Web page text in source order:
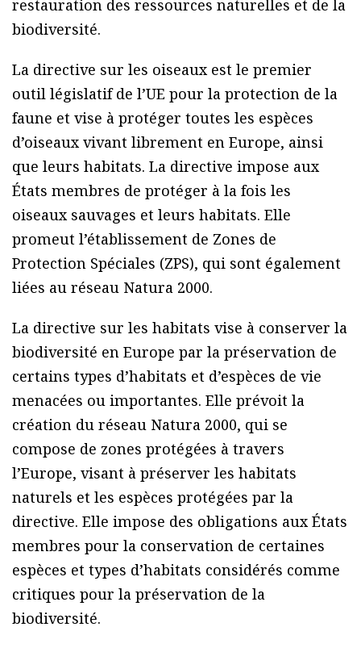
restauration des ressources naturelles et de la
biodiversité.
La directive sur les oiseaux est le premier
outil législatif de l’UE pour la protection de la
faune et vise à protéger toutes les espèces
d’oiseaux vivant librement en Europe, ainsi
que leurs habitats. La directive impose aux
États membres de protéger à la fois les
oiseaux sauvages et leurs habitats. Elle
promeut l’établissement de Zones de
Protection Spéciales (ZPS), qui sont également
liées au réseau Natura 2000.
La directive sur les habitats vise à conserver la
biodiversité en Europe par la préservation de
certains types d’habitats et d’espèces de vie
menacées ou importantes. Elle prévoit la
création du réseau Natura 2000, qui se
compose de zones protégées à travers
l’Europe, visant à préserver les habitats
naturels et les espèces protégées par la
directive. Elle impose des obligations aux États
membres pour la conservation de certaines
espèces et types d’habitats considérés comme
critiques pour la préservation de la
biodiversité.